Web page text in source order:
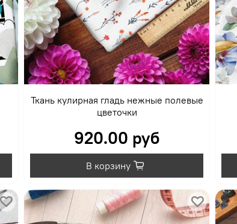
Ткань кулирная гладь нежные полевые
цветочки
920.00 руб
В корзину